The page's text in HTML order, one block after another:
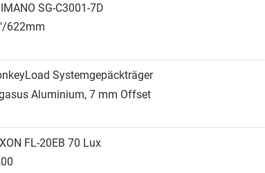
SG-C3001-7D
622mm
Systemgepäckträger
Aluminium, 7 mm Offset
FL-20EB 70 Lux